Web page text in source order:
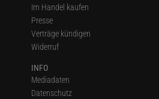
Im Handel kaufen
Presse
Verträge kündigen
Widerruf
INFO
Mediadaten
Datenschutz